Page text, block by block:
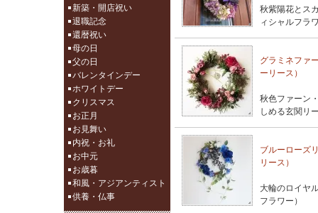
新築・開店祝い
退職記念
還暦祝い
母の日
父の日
バレンタインデー
ホワイトデー
クリスマス
お正月
お見舞い
内祝・お礼
お中元
お歳暮
和風・アジアンティスト
供養・仏事
秋紫陽花とス
ィシャルフラ
グラミネファ
ーリース）
秋色ファーン
しめる玄関リ
ブルーローズ
リース）
大輪のロイヤ
フラワー）